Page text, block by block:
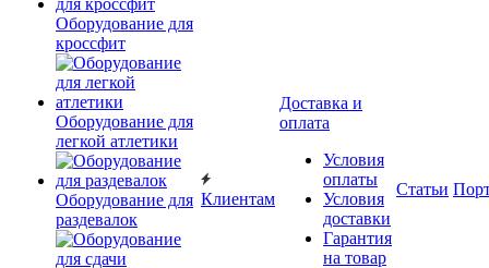
Оборудование для
кроссфит
Оборудование для
легкой атлетики
Оборудование для
раздевалок
Клиентам
Доставка и
оплата
Условия
оплаты
Условия
доставки
Гарантия
на товар
Статьи